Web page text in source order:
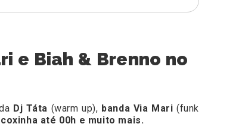
e Biah & Brenno no
Dj Táta (warm up), banda Via Mari (funk
até 00h e muito mais.